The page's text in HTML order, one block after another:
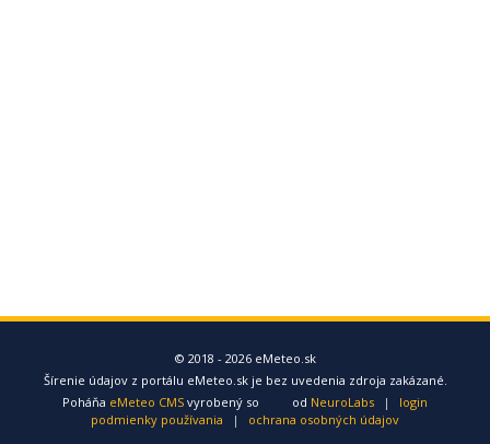
© 2018 - 2026 eMeteo.sk
Šírenie údajov z portálu eMeteo.sk je bez uvedenia zdroja zakázané.
Poháňa eMeteo CMS vyrobený so od NeuroLabs |
login
podmienky používania
| ochrana osobných údajov